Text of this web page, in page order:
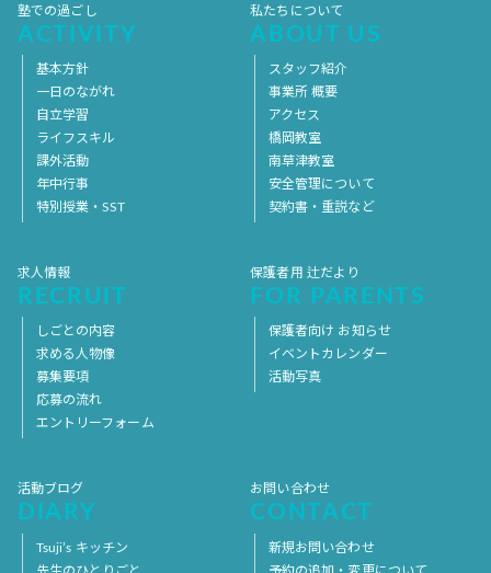
塾での過ごし
ACTIVITY
基本方針
一日のながれ
自立学習
ライフスキル
課外活動
年中行事
特別授業・SST
私たちについて
ABOUT US
スタッフ紹介
事業所 概要
アクセス
橋岡教室
南草津教室
安全管理について
契約書・重説など
求人情報
RECRUIT
しごとの内容
求める人物像
募集要項
応募の流れ
エントリーフォーム
保護者用 辻だより
FOR PARENTS
保護者向け お知らせ
イベントカレンダー
活動写真
活動ブログ
DIARY
Tsuji’s キッチン
お問い合わせ
CONTACT
新規お問い合わせ